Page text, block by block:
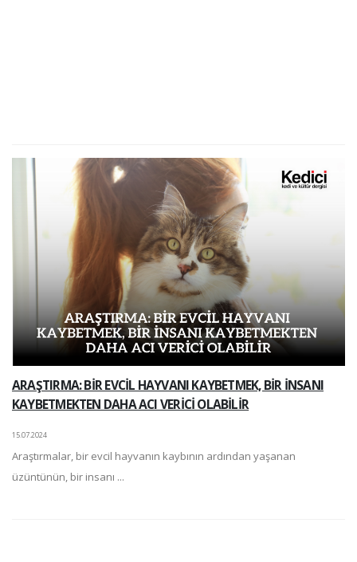
ARAŞTIRMA: BİR EVCİL HAYVANI KAYBETMEK, BİR İNSANI
KAYBETMEKTEN DAHA ACI VERİCİ OLABİLİR
15.07.2024
Araştırmalar, bir evcil hayvanın kaybının ardından yaşanan
üzüntünün, bir insanı ...